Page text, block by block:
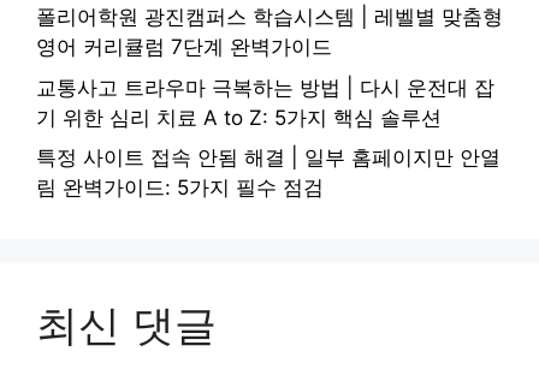
폴리어학원 광진캠퍼스 학습시스템 | 레벨별 맞춤형
영어 커리큘럼 7단계 완벽가이드
교통사고 트라우마 극복하는 방법 | 다시 운전대 잡
기 위한 심리 치료 A to Z: 5가지 핵심 솔루션
특정 사이트 접속 안됨 해결 | 일부 홈페이지만 안열
림 완벽가이드: 5가지 필수 점검
최신 댓글